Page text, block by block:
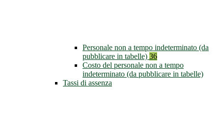
Personale non a tempo indeterminato (da
pubblicare in tabelle) 36
Costo del personale non a tempo
indeterminato (da pubblicare in tabelle)
Tassi di assenza